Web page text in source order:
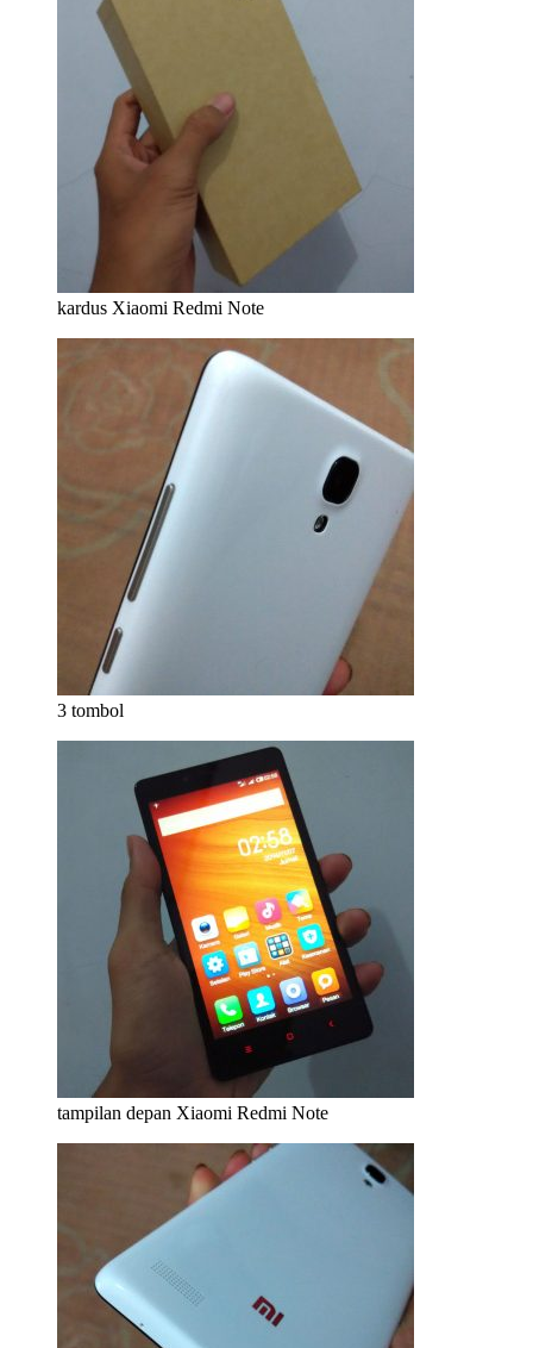
kardus Xiaomi Redmi Note
3 tombol
tampilan depan Xiaomi Redmi Note